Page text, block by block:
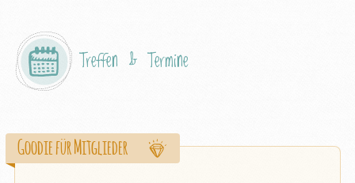
Treffen & Termine
Goodie für Mitglieder